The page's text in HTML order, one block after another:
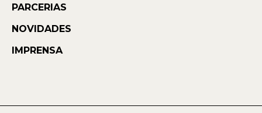
PARCERIAS
NOVIDADES
IMPRENSA